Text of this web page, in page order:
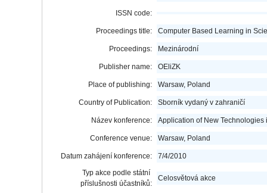
ISSN code:
Proceedings title: Computer Based Learning in
Proceedings: Mezinárodní
Publisher name: OEliZK
Place of publishing: Warsaw, Poland
Country of Publication: Sborník vydaný v zahraničí
Název konference: Application of New
Conference venue: Warsaw, Poland
Datum zahájení konference:
7/4/2010
Typ akce podle státní
příslušnosti účastníků:
Celosvětová akce